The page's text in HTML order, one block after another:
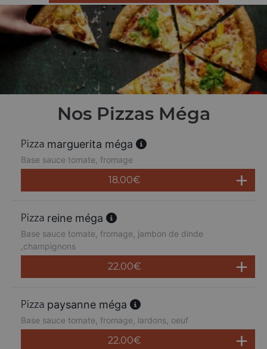
Nos Pizzas Méga
marguerita méga
Base sauce tomate, fromage
18.00€
reine méga
Base sauce tomate, fromage, jambon de dinde
,champignons
22.00€
paysanne méga
Base sauce tomate, fromage, lardons, oeuf
22.00€